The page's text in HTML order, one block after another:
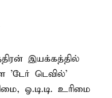
இயக்கத்தில்
'டேர் டெவில்'
ஓ.டி.டி. உரிமை